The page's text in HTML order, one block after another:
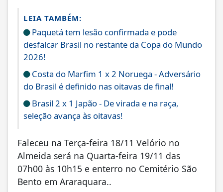
LEIA TAMBÉM:
Paquetá tem lesão confirmada e pode
desfalcar Brasil no restante da Copa do Mundo
2026!
Costa do Marfim 1 x 2 Noruega - Adversário
do Brasil é definido nas oitavas de final!
Brasil 2 x 1 Japão - De virada e na raça,
seleção avança às oitavas!
Faleceu na Terça-feira 18/11 Velório no
Almeida será na Quarta-feira 19/11 das
07h00 às 10h15 e enterro no Cemitério São
Bento em Araraquara..